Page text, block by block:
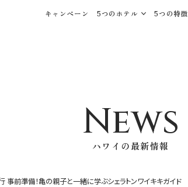
キャンペーン 5つのホテル 5つの特徴
News
ハワイの最新情報
事前準備！亀の親子と一緒に学ぶシェラトンワイキキガイド